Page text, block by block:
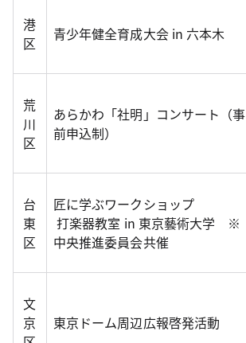
港
区
青少年健全育成大会 in 六本木
荒
川
区
あらかわ「社明」コンサート（事
前申込制）
台
東
区
匠に学ぶワークショップ
打楽器教室 in 東京藝術大学 ※
中央推進委員会共催
文
京
東京ドーム周辺広報啓発活動